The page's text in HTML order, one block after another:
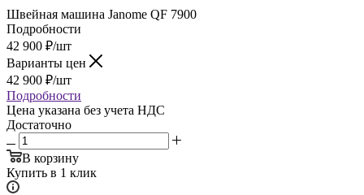
Швейная машина Janome QF 7900
Подробности
42 900 ₽/шт
Варианты цен
42 900 ₽/шт
Подробности
Цена указана без учета НДС
Достаточно
В корзину
Купить в 1 клик